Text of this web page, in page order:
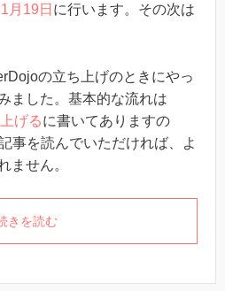
月19日 に行います。その次は
の立ち上げのときにやっ
ました。基本的な流れは
げるに書いてありますの
事を読んでいただければ、よ
ません。
きを読む